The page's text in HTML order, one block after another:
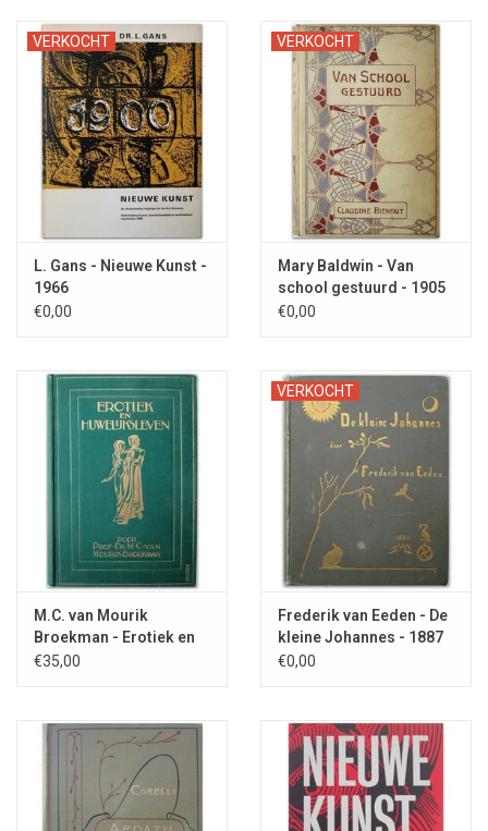
bandversiering.
VERKOCHT
L. Gans - Nieuwe Kunst -
1966
€0,00
VERKOCHT
Mary Baldwin - Van
school gestuurd - 1905
€0,00
M.C. van Mourik
Broekman - Erotiek en
Huwelijk 1932
€35,00
VERKOCHT
Frederik van Eeden - De
kleine Johannes - 1887
€0,00